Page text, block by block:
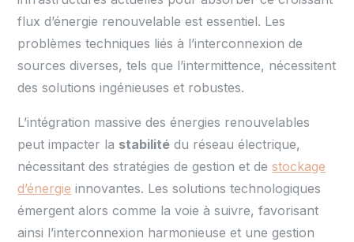
flux d’énergie renouvelable est essentiel. Les
problèmes techniques liés à l’interconnexion de
sources diverses, tels que l’intermittence, nécessitent
des solutions ingénieuses et robustes.
L’intégration massive des énergies renouvelables
peut impacter la stabilité du réseau électrique,
nécessitant des stratégies de gestion et destockage
d’énergie innovantes. Les solutions technologiques
émergent alors comme la voie à suivre, favorisant
ainsi l’interconnexion harmonieuse et une gestion